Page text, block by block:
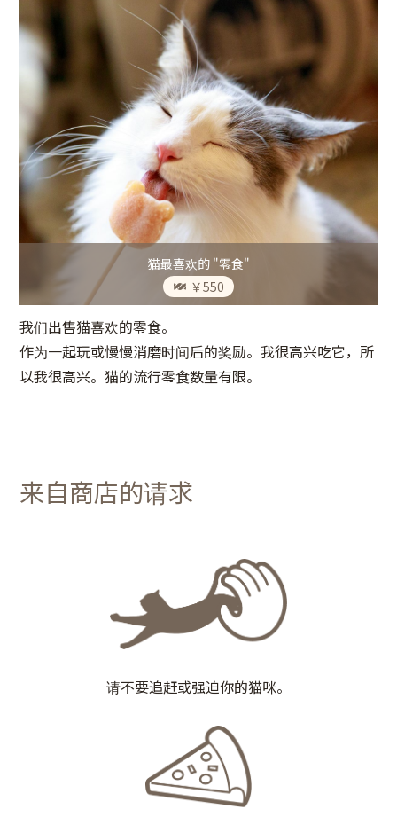
猫最喜欢的 "零食"
￥550
我们出售猫喜欢的零食。
作为一起玩或慢慢消磨时间后的奖励。我很高兴吃它，所
以我很高兴。猫的流行零食数量有限。
来自商店的请求
请不要追赶或强迫你的猫咪。